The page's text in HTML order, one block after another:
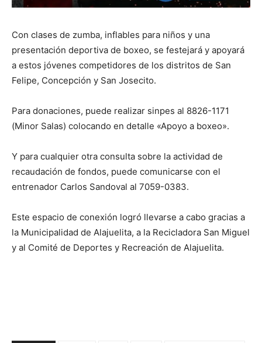
Con clases de zumba, inflables para niños y una
presentación deportiva de boxeo, se festejará y apoyará
a estos jóvenes competidores de los distritos de San
Felipe, Concepción y San Josecito.
Para donaciones, puede realizar sinpes al 8826-1171
(Minor Salas) colocando en detalle «Apoyo a boxeo».
Y para cualquier otra consulta sobre la actividad de
recaudación de fondos, puede comunicarse con el
entrenador Carlos Sandoval al 7059-0383.
Este espacio de conexión logró llevarse a cabo gracias a
la Municipalidad de Alajuelita, a la Recicladora San Miguel
y al Comité de Deportes y Recreación de Alajuelita.